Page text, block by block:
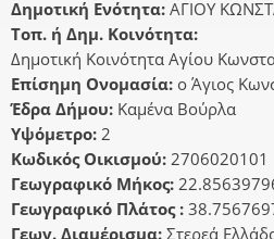
Δημοτική Ενότητα: ΑΓΙΟΥ
Τοπ. ή Δημ. Κοινότητα:
Δημοτική Κοινότητα Αγίου
Επίσημη Ονομασία: ο Άγιος
Έδρα Δήμου: Καμένα Βούρλα
Υψόμετρο: 2
Κωδικός Οικισμού: 2706020101
Γεωγραφικό Μήκος:
Γεωγραφικό Πλάτος :
Γεωγ. Διαμέρισμα: Στερεά